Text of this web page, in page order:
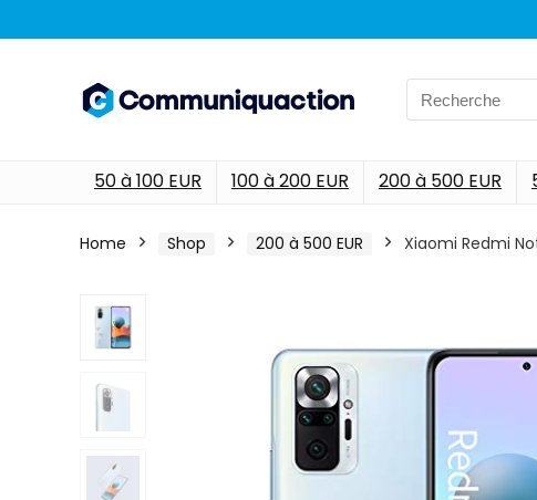
Search
for:
50 à 100 EUR 100 à 200 EUR 200 à 500 EUR
Home Shop 200 à 500 EUR Xiaomi Redmi